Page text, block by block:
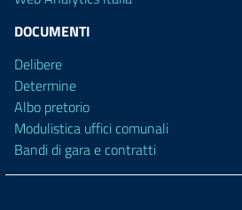
DOCUMENTI
Delibere
Determine
Albo pretorio
Modulistica uffici comunali
Bandi di gara e contratti